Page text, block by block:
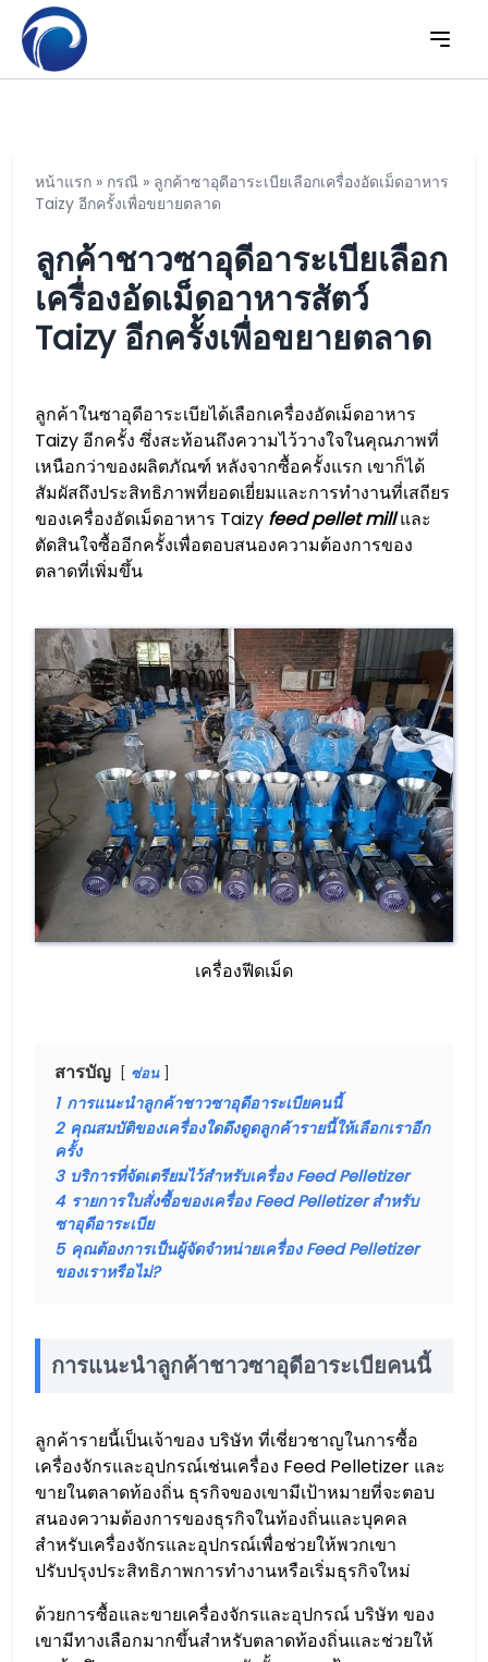
หน้าแรก » กรณี » ลูกค้าซาอุดีอาระเบียเลือกเครื่องอัดเม็ดอาหาร
Taizy อีกครั้งเพื่อขยายตลาด
ลูกค้าชาวซาอุดีอาระเบียเลือก
เครื่องอัดเม็ดอาหารสัตว์
Taizy อีกครั้งเพื่อขยายตลาด
ลูกค้าในซาอุดีอาระเบียได้เลือกเครื่องอัดเม็ดอาหาร
Taizy อีกครั้ง ซึ่งสะท้อนถึงความไว้วางใจในคุณภาพที่
เหนือกว่าของผลิตภัณฑ์ หลังจากซื้อครั้งแรก เขาก็ได้
สัมผัสถึงประสิทธิภาพที่ยอดเยี่ยมและการทำงานที่เสถียร
ของเครื่องอัดเม็ดอาหาร Taizy feed pellet millและ
ตัดสินใจซื้ออีกครั้งเพื่อตอบสนองความต้องการของ
ตลาดที่เพิ่มขึ้น
เครื่องฟีดเม็ด
สารบัญ ซ่อน
1 การแนะนำลูกค้าชาวซาอุดีอาระเบียคนนี้
2 คุณสมบัติของเครื่องใดดึงดูดลูกค้ารายนี้ให้เลือกเราอีก
ครั้ง
3 บริการที่จัดเตรียมไว้สำหรับเครื่อง Feed Pelletizer
4 รายการใบสั่งซื้อของเครื่อง Feed Pelletizer สำหรับ
ซาอุดีอาระเบีย
5 คุณต้องการเป็นผู้จัดจำหน่ายเครื่อง Feed Pelletizer
ของเราหรือไม่?
การแนะนำลูกค้าชาวซาอุดีอาระเบียคนนี้
ลูกค้ารายนี้เป็นเจ้าของ บริษัท ที่เชี่ยวชาญในการซื้อ
เครื่องจักรและอุปกรณ์เช่นเครื่อง Feed Pelletizer และ
ขายในตลาดท้องถิ่น ธุรกิจของเขามีเป้าหมายที่จะตอบ
สนองความต้องการของธุรกิจในท้องถิ่นและบุคคล
สำหรับเครื่องจักรและอุปกรณ์เพื่อช่วยให้พวกเขา
ปรับปรุงประสิทธิภาพการทำงานหรือเริ่มธุรกิจใหม่
ด้วยการซื้อและขายเครื่องจักรและอุปกรณ์ บริษัท ของ
เขามีทางเลือกมากขึ้นสำหรับตลาดท้องถิ่นและช่วยให้